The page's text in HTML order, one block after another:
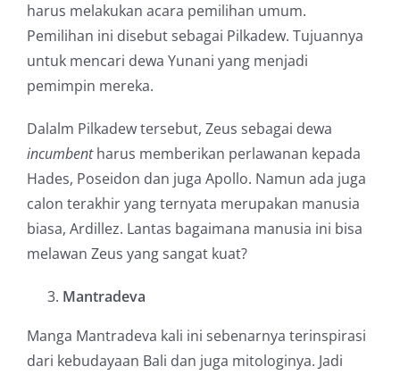
harus melakukan acara pemilihan umum.
Pemilihan ini disebut sebagai Pilkadew. Tujuannya
untuk mencari dewa Yunani yang menjadi
pemimpin mereka.
Dalalm Pilkadew tersebut, Zeus sebagai dewa
incumbentharus memberikan perlawanan kepada
Hades, Poseidon dan juga Apollo. Namun ada juga
calon terakhir yang ternyata merupakan manusia
biasa, Ardillez. Lantas bagaimana manusia ini bisa
melawan Zeus yang sangat kuat?
Mantradeva
Manga Mantradeva kali ini sebenarnya terinspirasi
dari kebudayaan Bali dan juga mitologinya. Jadi